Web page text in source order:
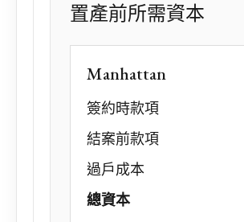
置產前所需資本
Manhattan
簽約時款項
結案前款項
過戶成本
總資本